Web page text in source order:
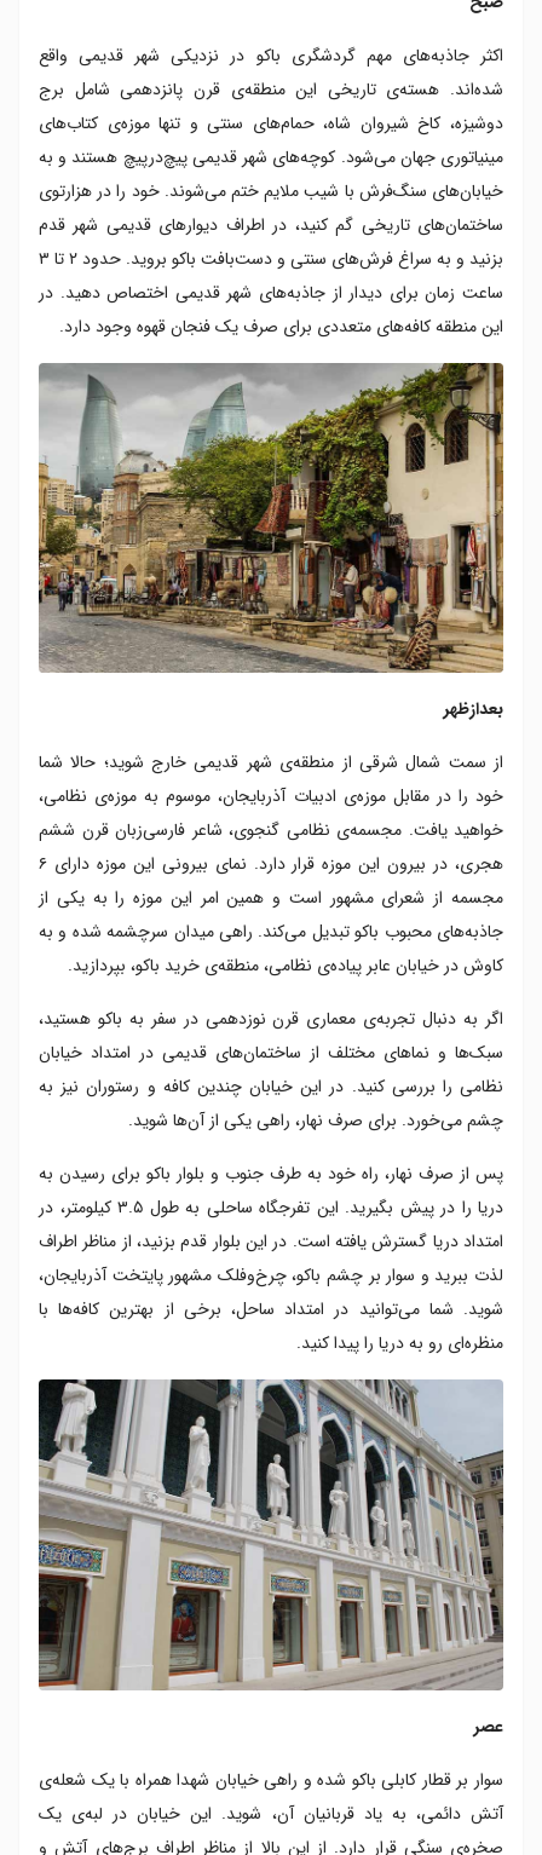
اکثر جاذبه‌های مهم گردشگری باکو در نزدیکی شهر قدیمی واقع
شده‌اند. هسته‌ی تاریخی این منطقه‌ی قرن پانزدهمی شامل برج
دوشیزه، کاخ شیروان شاه، حمام‌های سنتی و تنها موزه‌ی کتاب‌های
مینیاتوری جهان می‌شود. کوچه‌های شهر قدیمی پیچ‌درپیچ هستند و به
خیابان‌های سنگ‌فرش با شیب ملایم ختم می‌شوند. خود را در هزارتوی
ساختمان‌های تاریخی گم کنید، در اطراف دیوارهای قدیمی شهر قدم
بزنید و به سراغ فرش‌های سنتی و دست‌بافت باکو بروید. حدود ۲ تا ۳
ساعت زمان برای دیدار از جاذبه‌های شهر قدیمی اختصاص دهید. در
این منطقه کافه‌های متعددی برای صرف یک فنجان قهوه وجود دارد.
بعدازظهر
از سمت شمال شرقی از منطقه‌ی شهر قدیمی خارج شوید؛ حالا شما
خود را در مقابل موزه‌ی ادبیات آذربایجان، موسوم به موزه‌ی نظامی،
خواهید یافت. مجسمه‌ی نظامی گنجوی، شاعر فارسی‌زبان قرن ششم
هجری، در بیرون این موزه قرار دارد. نمای بیرونی این موزه دارای ۶
مجسمه از شعرای مشهور است و همین امر این موزه را به یکی از
جاذبه‌های محبوب باکو تبدیل می‌کند. راهی میدان سرچشمه شده و به
کاوش در خیابان عابر پیاده‌ی نظامی، منطقه‌ی خرید باکو، بپردازید.
اگر به دنبال تجربه‌ی معماری قرن نوزدهمی در سفر به باکو هستید،
سبک‌ها و نماهای مختلف از ساختمان‌های قدیمی در امتداد خیابان
نظامی را بررسی کنید. در این خیابان چندین کافه و رستوران نیز به
چشم می‌خورد. برای صرف نهار، راهی یکی از آن‌ها شوید.
پس از صرف نهار، راه خود به طرف جنوب و بلوار باکو برای رسیدن به
دریا را در پیش بگیرید. این تفرجگاه ساحلی به طول ۳.۵ کیلومتر، در
امتداد دریا گسترش یافته است. در این بلوار قدم بزنید، از مناظر اطراف
لذت ببرید و سوار بر چشم باکو، چرخ‌وفلک مشهور پایتخت آذربایجان،
شوید. شما می‌توانید در امتداد ساحل، برخی از بهترین کافه‌ها با
منظره‌ای رو به دریا را پیدا کنید.
عصر
سوار بر قطار کابلی باکو شده و راهی خیابان شهدا همراه با یک شعله‌ی
آتش دائمی، به یاد قربانیان آن، شوید. این خیابان در لبه‌ی یک
صخره‌ی سنگی قرار دارد. از این بالا از مناظر اطراف برج‌های آتش و